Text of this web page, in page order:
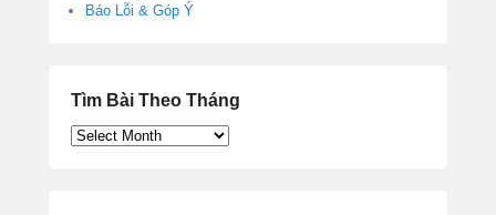
Báo Lỗi & Góp Ý
Tìm Bài Theo Tháng
Tìm